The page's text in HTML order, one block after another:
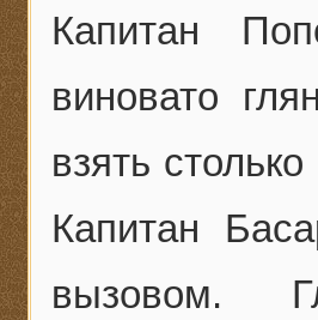
Капитан
виновато
взять
Капитан
вызовом.